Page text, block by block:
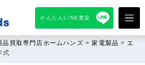
かんたんLINE査定
買取専門店ホームハンズ >家電製品 > エ
式